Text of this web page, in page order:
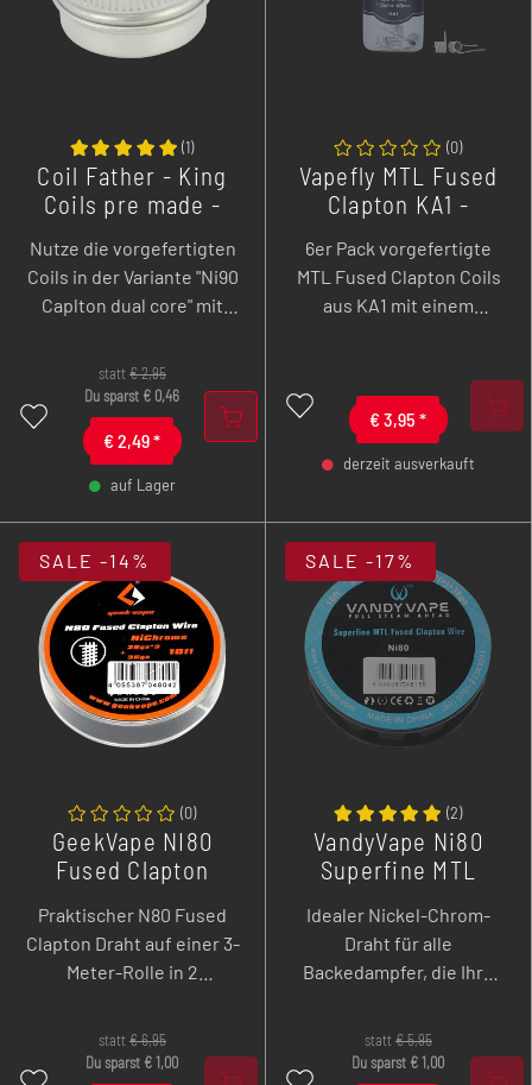
- +
statt€2,95
Du sparst € 0,46
€ 2,49*
auf Lager
(1)
Coil Father - King
Coils pre made -
Ohm ± 0.05
Nutze die vorgefertigten
Coils in der Variante "Ni90
Caplton dual core" mit
€ 3,95 *
derzeit ausverkauft
(0)
Vapefly MTL Fused
Clapton KA1 -
Ohm - 6 Stk
6er Pack vorgefertigte
MTL Fused Clapton Coils
aus KA1 mit einem
statt€6,95
Du sparst € 1,00
(0)
GeekVape NI80
Fused Clapton
28 ga
Praktischer N80 Fused
Clapton Draht auf einer 3-
Meter-Rolle in 2
Lieblingswicklung.
SALE -14%
statt€5,95
Du sparst € 1,00
(2)
VandyVape Ni80
Superfine MTL
30gax2(=)+38ga
Idealer Nickel-Chrom-
Draht für alle
Backedampfer, die Ihre
SALE -17%